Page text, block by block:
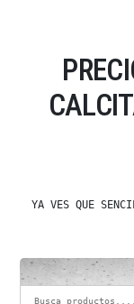
YA VES QUE